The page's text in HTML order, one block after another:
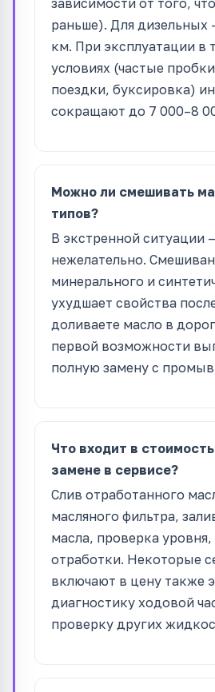
раньше). Для дизельных
км. При эксплуатации в
условиях (частые
поездки, буксировка)
сокращают до 7 000–8
Можно ли смешивать
типов?
В экстренной ситуации
нежелательно.
минерального и
ухудшает свойства
доливаете масло в
первой возможности
полную замену с
Что входит в
замене в сервисе?
Слив отработанного
масляного фильтра,
масла, проверка уровня,
отработки. Некоторые
включают в цену также
диагностику ходовой
проверку других